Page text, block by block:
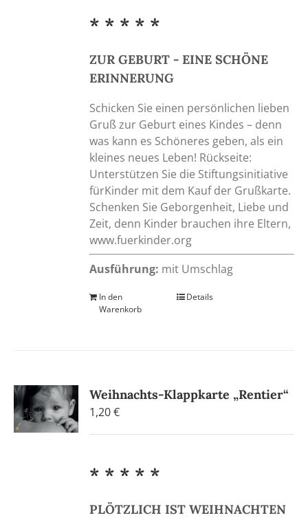
* * * * *
ZUR GEBURT - EINE SCHÖNE
ERINNERUNG
Schicken Sie einen persönlichen lieben
Gruß zur Geburt eines Kindes – denn
was kann es Schöneres geben, als ein
kleines neues Leben! Rückseite:
Unterstützen Sie die Stiftungsinitiative
fürKinder mit dem Kauf der Grußkarte.
Schenken Sie Geborgenheit, Liebe und
Zeit, denn Kinder brauchen ihre Eltern,
www.fuerkinder.org
Ausführung: mit Umschlag
In den
Warenkorb
Details
Weihnachts-Klappkarte „Rentier“
1,20€
* * * * *
PLÖTZLICH IST WEIHNACHTEN